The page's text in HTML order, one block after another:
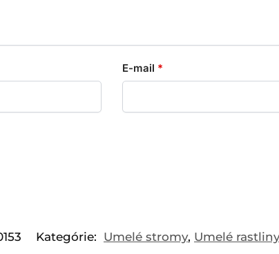
E-mail *
Kategórie: Umelé stromy, Umelé